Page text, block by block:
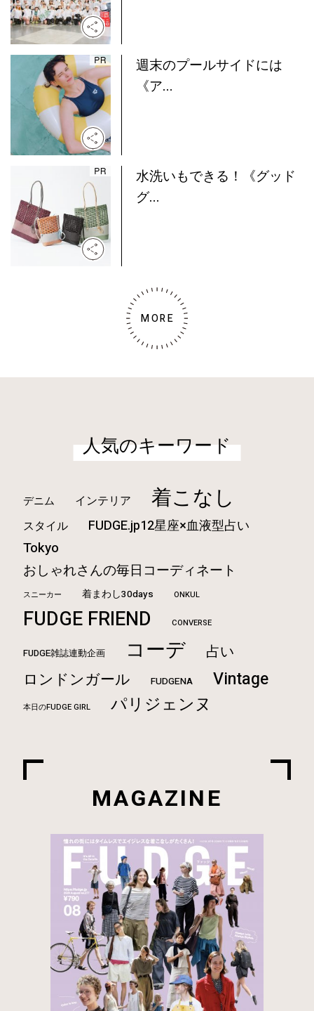
週末のプールサイドには
《ア...
水洗いもできる！《グッド
グ...
MORE
人気のキーワード
デニム インテリア 着こなし
スタイル FUDGE.jp12星座×血液型占い
Tokyo
おしゃれさんの毎日コーディネート
スニーカー 着まわし30days ONKUL
FUDGE FRIEND CONVERSE
FUDGE雑誌連動企画 コーデ 占い
ロンドンガール FUDGENA Vintage
本日のFUDGE GIRL パリジェンヌ
MAGAZINE